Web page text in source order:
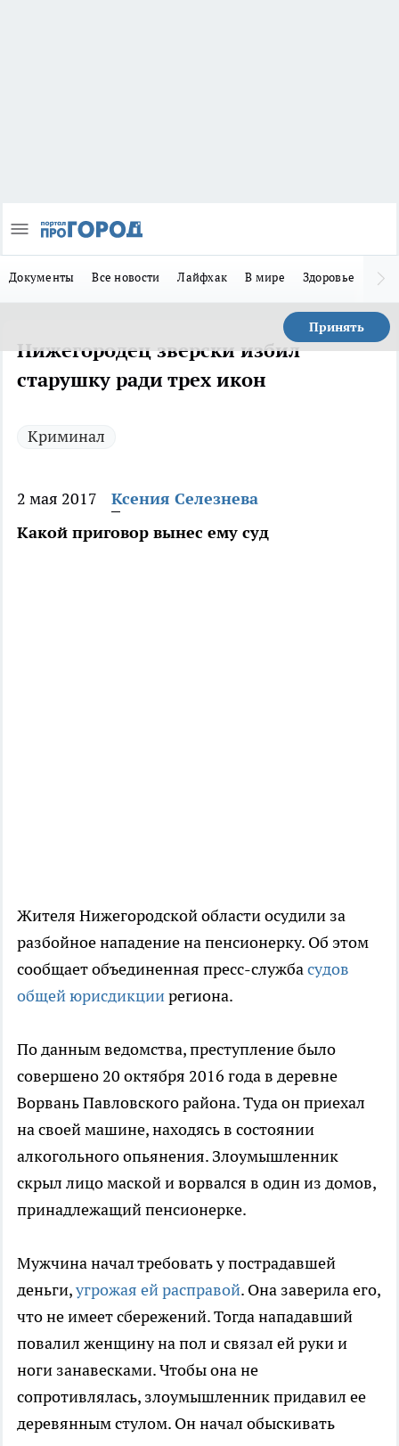
Документы Все новости Лайфхак В мире Здоровье
Принять
Нижегородец зверски избил
старушку ради трех икон
Криминал
2 мая 2017
Ксения Селезнева
Какой приговор вынес ему суд
Жителя Нижегородской области осудили за
разбойное нападение на пенсионерку. Об этом
сообщает объединенная пресс-службасудов
общей юрисдикциирегиона.
По данным ведомства, преступление было
совершено 20 октября 2016 года в деревне
Ворвань Павловского района. Туда он приехал
на своей машине, находясь в состоянии
алкогольного опьянения. Злоумышленник
скрыл лицо маской и ворвался в один из домов,
принадлежащий пенсионерке.
Мужчина начал требовать у пострадавшей
деньги,угрожая ей расправой. Она заверила его,
что не имеет сбережений. Тогда нападавший
повалил женщину на пол и связал ей руки и
ноги занавесками. Чтобы она не
сопротивлялась, злоумышленник придавил ее
деревянным стулом. Он начал обыскивать